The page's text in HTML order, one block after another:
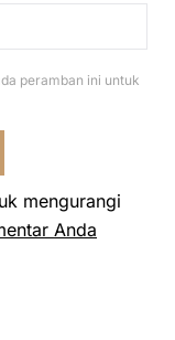
peramban ini untuk
mengurangi
Anda